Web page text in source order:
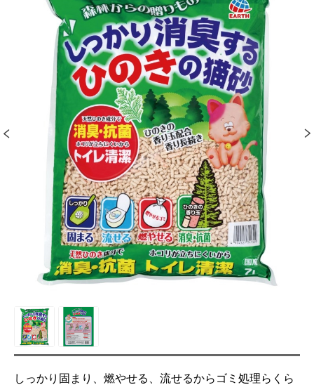
しっかり固まり、燃やせる、流せるからゴミ処理らくら